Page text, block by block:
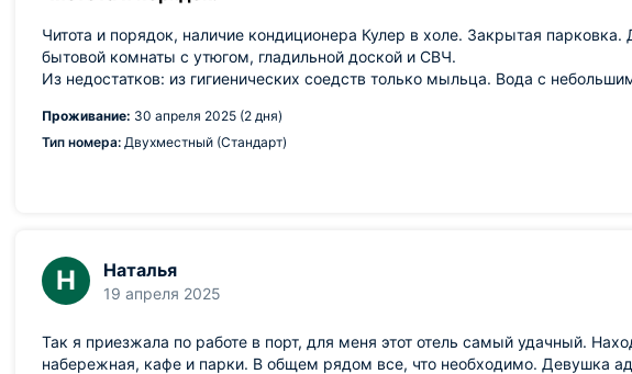
Читота и порядок, наличие кондиционера Кулер в холе. Закрытая
бытовой комнаты с утюгом, гладильной доской и СВЧ.
Из недостатков: из гигиенических соедств только мыльца. Вода с
Проживание: 30 апреля 2025 (2 дня)
Тип номера: Двухместный (Стандарт)
Н Наталья
19 апреля 2025
Так я приезжала по работе в порт, для меня этот отель самый удачный.
набережная, кафе и парки. В общем рядом все, что необходимо. Девушка